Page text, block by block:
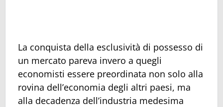
La conquista della esclusività di possesso di
un mercato pareva invero a quegli
economisti essere preordinata non solo alla
rovina dell’economia degli altri paesi, ma
alla decadenza dell’industria medesima